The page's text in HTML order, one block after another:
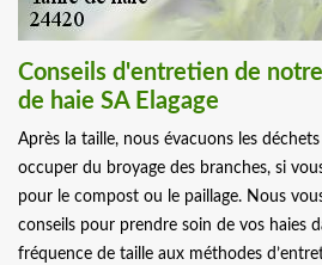
Conseils d'entretien de
de haie SA Elagage
Après la taille, nous évacuons les
occuper du broyage des branches, si
pour le compost ou le paillage. Nous
conseils pour prendre soin de vos haies
fréquence de taille aux méthodes